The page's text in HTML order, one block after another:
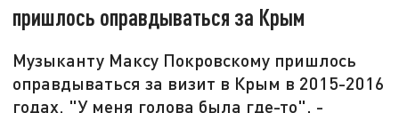
пришлось оправдываться за Крым
Музыканту Максу Покровскому пришлось
оправдываться за визит в Крым в 2015-2016
годах. "У меня голова была где-то", -